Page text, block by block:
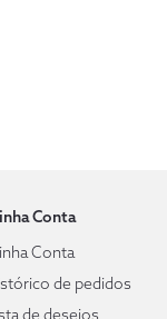
Conta
Conta
de pedidos
de desejos